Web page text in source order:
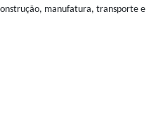
manufatura, transporte e